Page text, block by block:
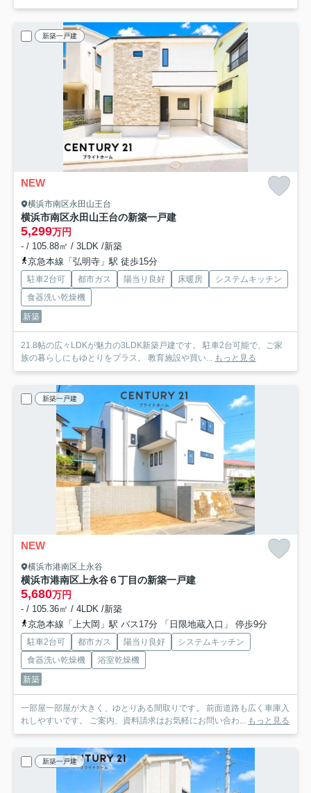
新築一戸建
NEW
横浜市南区永田山王台
横浜市南区永田山王台の新築一戸建
5,299万円
- / 105.88㎡ / 3LDK /新築
京急本線「弘明寺」駅 徒歩15分
駐車2台可 都市ガス 陽当り良好 床暖房
システムキッチン
食器洗い乾燥機
新築
21.8帖の広々LDKが魅力の3LDK新築戸建です。 駐車2台可能で、ご家
族の暮らしにもゆとりをプラス。 教育施設や買い...
もっと見る
新築一戸建
NEW
横浜市港南区上永谷
横浜市港南区上永谷６丁目の新築一戸建
5,680万円
- / 105.36㎡ / 4LDK /新築
京急本線「上大岡」駅 バス17分 「日限地蔵入口」 停歩9分
駐車2台可 都市ガス 陽当り良好
システムキッチン
食器洗い乾燥機
浴室乾燥機
新築
一部屋一部屋が大きく、ゆとりある間取りです。 前面道路も広く車庫入
れしやすいです。 ご案内、資料請求はお気軽にお問い合わ...
もっと見る
新築一戸建